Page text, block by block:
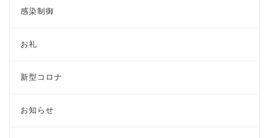
感染制御
お礼
新型コロナ
お知らせ